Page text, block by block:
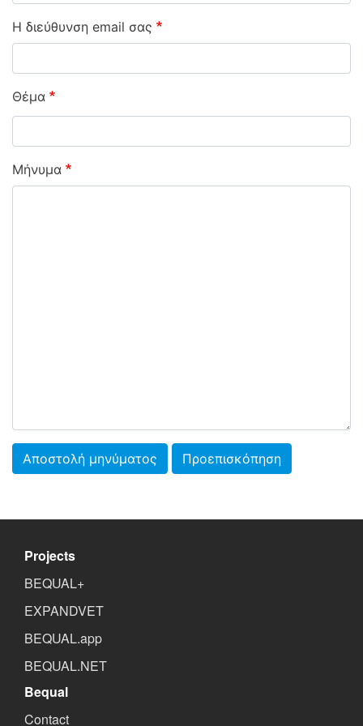
Η διεύθυνση email σας
Θέμα
Μήνυμα
Αποστολή μηνύματος Προεπισκόπηση
Projects
BEQUAL+
EXPANDVET
BEQUAL.app
BEQUAL.NET
Bequal
Contact